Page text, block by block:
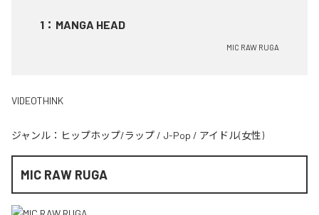
1 ： MANGA HEAD
MIC RAW RUGA
VIDEOTHINK
ジャンル： ヒップホップ/ラップ / J-Pop / アイドル(女性)
MIC RAW RUGA